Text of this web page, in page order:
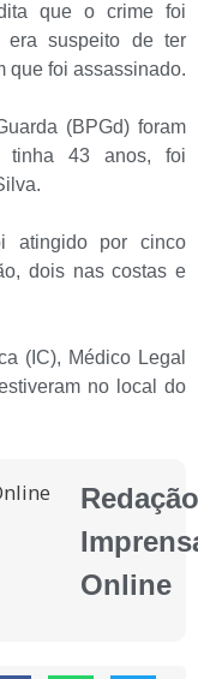
que o crime foi
era suspeito de ter
que foi assassinado.
(BPGd) foram
tinha 43 anos, foi
atingido por cinco
dois nas costas e
(IC), Médico Legal
no local do
Redação
Online